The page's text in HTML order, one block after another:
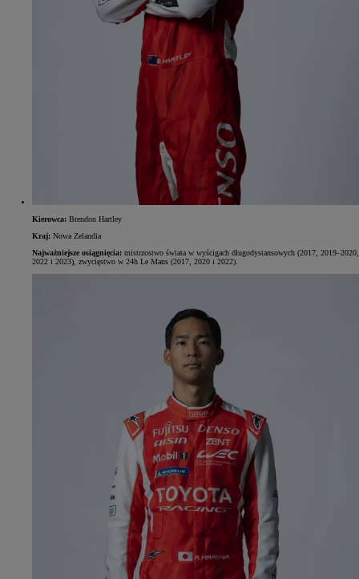
Kierowca: Brendon Hartley
Kraj: Nowa Zelandia
Najważniejsze osiągnięcia: mistrzostwo świata w wyścigach długodystansowych (2017, 2019–2020,
2022 i 2023), zwycięstwo w 24h Le Mans (2017, 2020 i 2022).